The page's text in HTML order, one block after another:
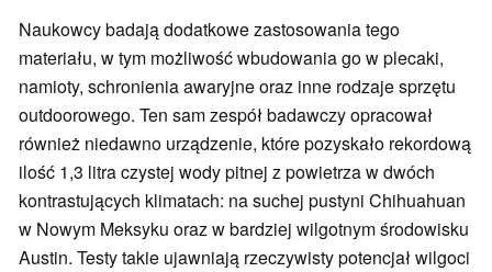
Naukowcy badają dodatkowe zastosowania tego
materiału, w tym możliwość wbudowania go w plecaki,
namioty, schronienia awaryjne oraz inne rodzaje sprzętu
outdoorowego. Ten sam zespół badawczy opracował
również niedawno urządzenie, które pozyskało rekordową
ilość 1,3 litra czystej wody pitnej z powietrza w dwóch
kontrastujących klimatach: na suchej pustyni Chihuahuan
w Nowym Meksyku oraz w bardziej wilgotnym środowisku
Austin. Testy takie ujawniają rzeczywisty potencjał wilgoci